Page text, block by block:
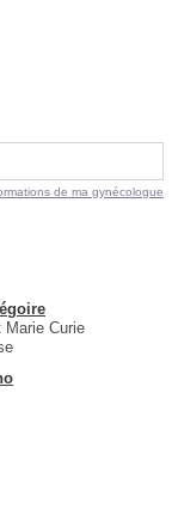
de ma gynécologue
Marie Curie